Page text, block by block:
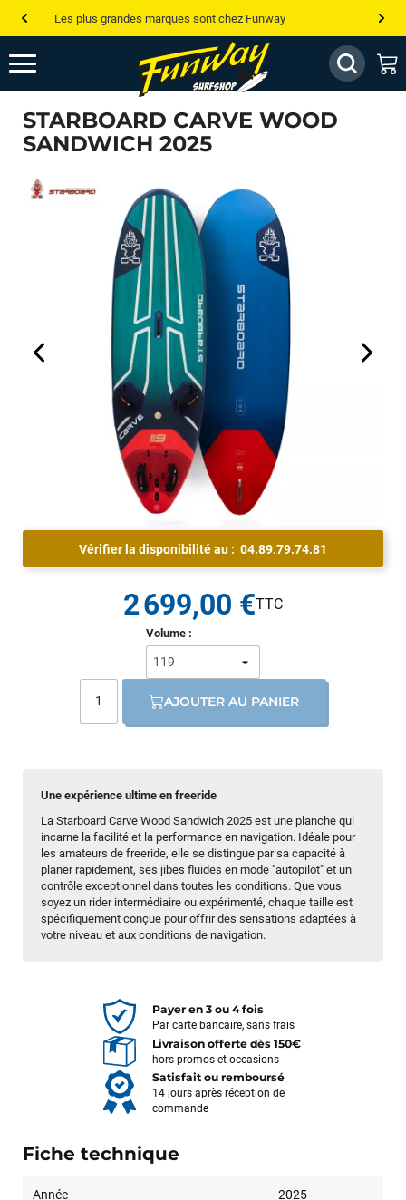
Les plus grandes marques sont chez Funway
Jusqu’à -75% de remise sur le windsurf, wingfoil, etc...
💰 Meilleur prix garanti — Moins cher ailleurs ? On s’aligne !
Besoin de conseils de pro ? Appelle nous !
STARBOARD CARVE WOOD
SANDWICH 2025
Une expérience ultime en freeride
La Starboard Carve Wood Sandwich 2025 est une planche qui
incarne la facilité et la performance en navigation. Idéale pour
les amateurs de freeride, elle se distingue par sa capacité à
planer rapidement, ses jibes fluides en mode "autopilot" et un
contrôle exceptionnel dans toutes les conditions. Que vous
soyez un rider intermédiaire ou expérimenté, chaque taille est
spécifiquement conçue pour offrir des sensations adaptées à
votre niveau et aux conditions de navigation.
Vérifier la disponibilité au : 04.89.79.74.81
Volume :
2 699,00 €
AJOUTER AU PANIER
Payer en 3 ou 4 fois
Par carte bancaire, sans frais
Livraison offerte dès 150€
hors promos et occasions
Satisfait ou remboursé
14 jours après réception de
commande
Fiche technique
Année 2025